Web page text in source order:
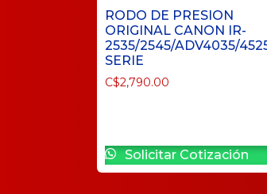
RODO DE PRESION
ORIGINAL CANON IR-
2535/2545/ADV4035/
SERIE
C$2,790.00
Solicitar Cotización